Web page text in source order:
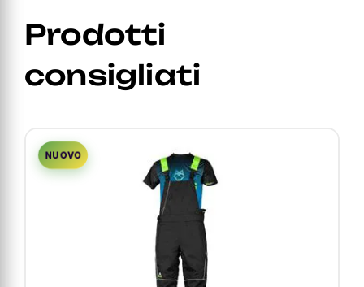
Prodotti
consigliati
NUOVO